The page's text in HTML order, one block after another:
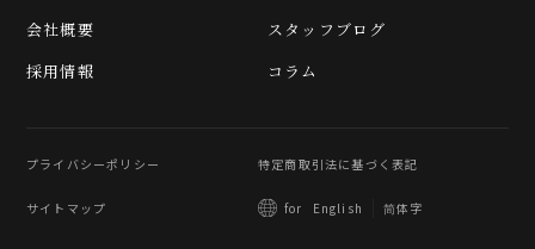
スタッフブログ
コラム
会社概要
採用情報
プライバシーポリシー 特定商取引法に基づく表記
サイトマップ for English 简体字